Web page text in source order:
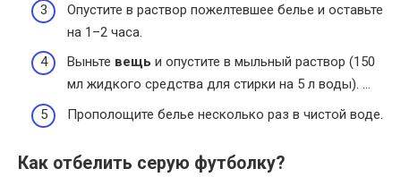
Опустите в раствор пожелтевшее белье и оставьте
на 1–2 часа.
Выньте вещь и опустите в мыльный раствор (150
мл жидкого средства для стирки на 5 л воды). …
Прополощите белье несколько раз в чистой воде.
Как отбелить серую футболку?